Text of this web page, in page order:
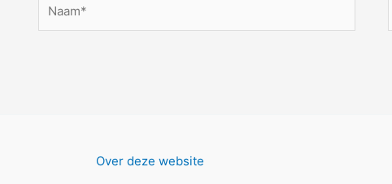
Over deze website